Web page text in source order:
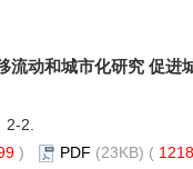
流动和城市化研究 促
2.
) PDF (23KB) ( 1218